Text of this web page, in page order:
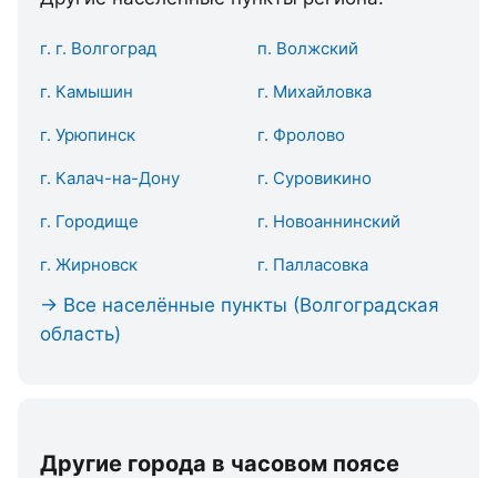
г. г. Волгоград п. Волжский
г. Камышин г. Михайловка
г. Урюпинск г. Фролово
г. Калач-на-Дону г. Суровикино
г. Городище г. Новоаннинский
г. Жирновск г. Палласовка
→ Все населённые пункты (Волгоградская
область)
Другие города в часовом поясе